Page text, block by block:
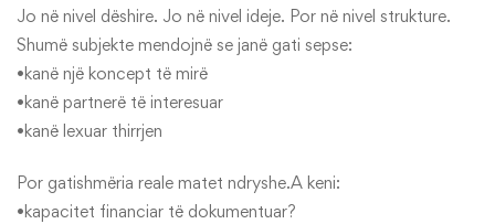
Jo në nivel dëshire. Jo në nivel ideje. Por në nivel strukture.
Shumë subjekte mendojnë se janë gati sepse:
•kanë një koncept të mirë
•kanë partnerë të interesuar
•kanë lexuar thirrjen
Por gatishmëria reale matet ndryshe.A keni:
•kapacitet financiar të dokumentuar?